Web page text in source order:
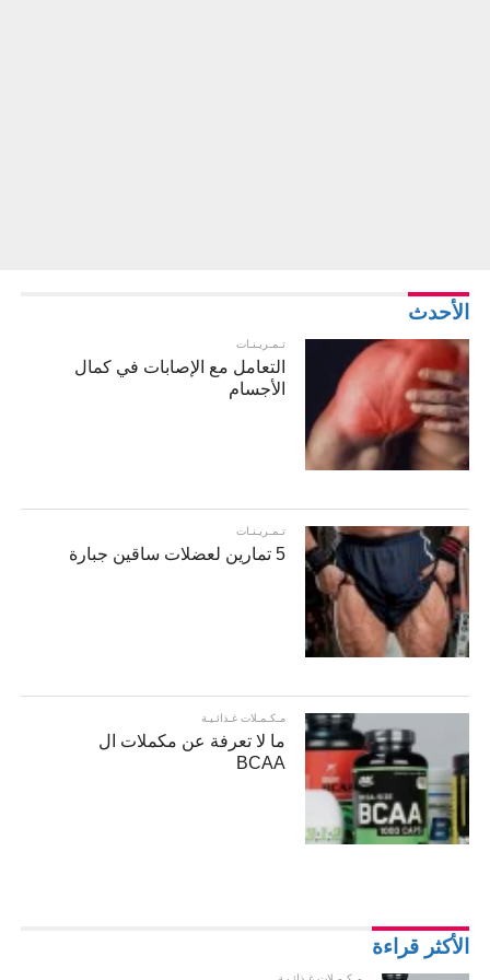
الأحدث
تـمـريـنـات
التعامل مع الإصابات في كمال
الأجسام
تـمـريـنـات
5 تمارين لعضلات ساقين جبارة
مـكـمـلات غـذائـيـة
ما لا تعرفة عن مكملات ال
BCAA
الأكثر قراءة